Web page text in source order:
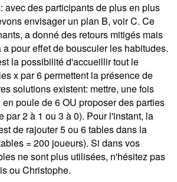
avec des participants de plus en plus
envisager un plan B, voir C. Ce
a donné des retours mitigés mais
pour effet de bousculer les habitudes.
la possibilité d'accueillir tout le
x par 6 permettent la présence de
solutions existent: mettre, une fois
poule de 6 OU proposer des parties
par 2 à 1 ou 3 à 0). Pour l'instant, la
de rajouter 5 ou 6 tables dans la
= 200 joueurs). Si dans vos
ne sont plus utilisées, n'hésitez pas
ou Christophe.